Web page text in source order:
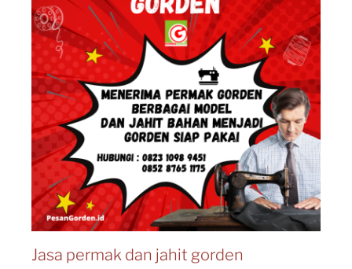
Jasa permak dan jahit gorden